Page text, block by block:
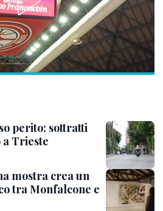
perito: sottratti
Trieste
mostra crea un
tra Monfalcone e